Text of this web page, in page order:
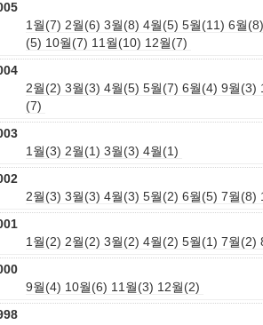
1월(7) 2월(6) 3월(8) 4월(5) 5월(11) 6월(8)
(5) 10월(7) 11월(10) 12월(7)
2월(2) 3월(3) 4월(5) 5월(7) 6월(4) 9월(3)
(7)
1월(3) 2월(1) 3월(3) 4월(1)
2월(3) 3월(3) 4월(3) 5월(2) 6월(5) 7월(8)
1월(2) 2월(2) 3월(2) 4월(2) 5월(1) 7월(2)
9월(4) 10월(6) 11월(3) 12월(2)